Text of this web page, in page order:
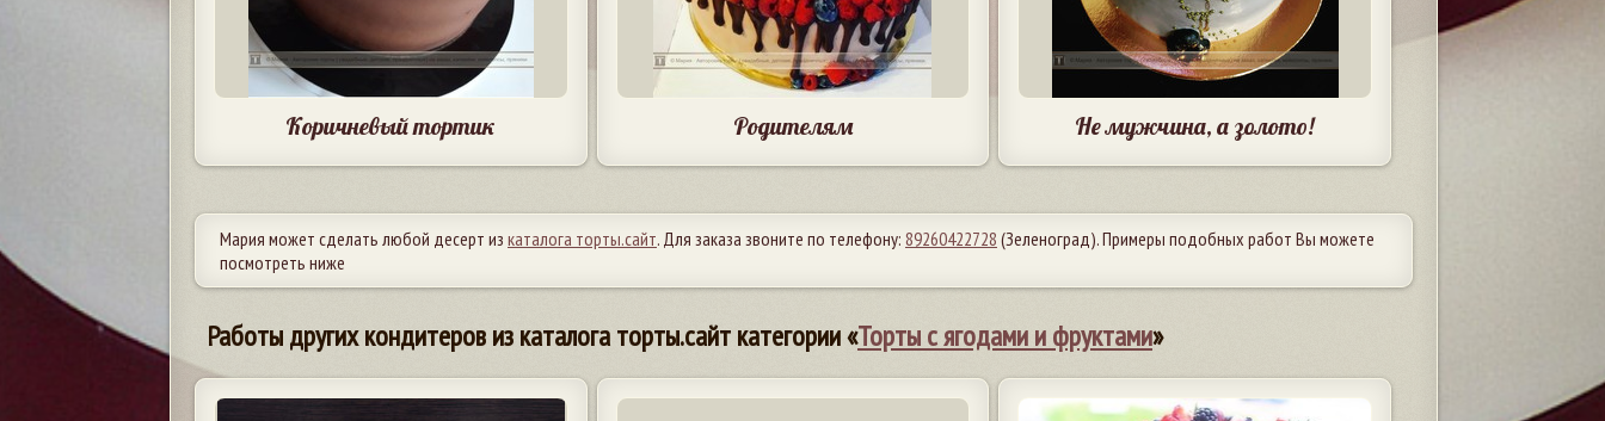
Коричневый тортик Родителям Не мужчина, а золото!
Мария может сделать любой десерт из каталога торты.сайт. Для заказа звоните по телефону: 89260422728 (Зеленоград). Примеры подобных работ Вы можете
посмотреть ниже
Работы других кондитеров из каталога торты.сайт категории «Торты с ягодами и фруктами»